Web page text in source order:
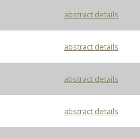
abstract details
abstract details
abstract details
abstract details